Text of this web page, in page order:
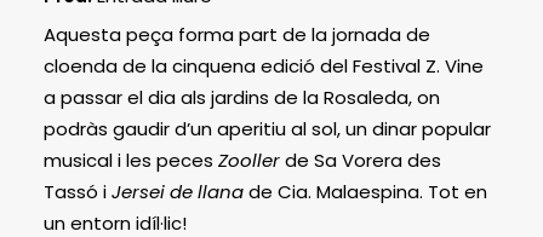
Aquesta peça forma part de la jornada de
cloenda de la cinquena edició del Festival Z. Vine
a passar el dia als jardins de la Rosaleda, on
podràs gaudir d’un aperitiu al sol, un dinar popular
musical i les peces Zoollerde Sa Vorera des
Tassó iJersei de llanade Cia. Malaespina. Tot en
un entorn idíl·lic!